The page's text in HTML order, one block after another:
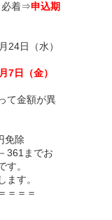
必着⇒申込期
24日（水）
日（金）
て金額が異
免除
361までお
す。
ます。
＝＝＝